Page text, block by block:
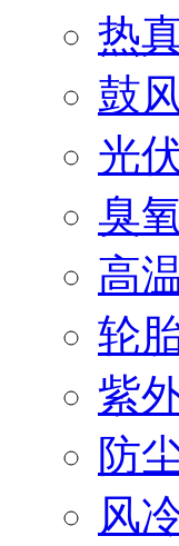
热
鼓
光
臭
高
轮
紫
防
风